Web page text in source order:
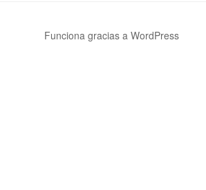
Funciona gracias a WordPress